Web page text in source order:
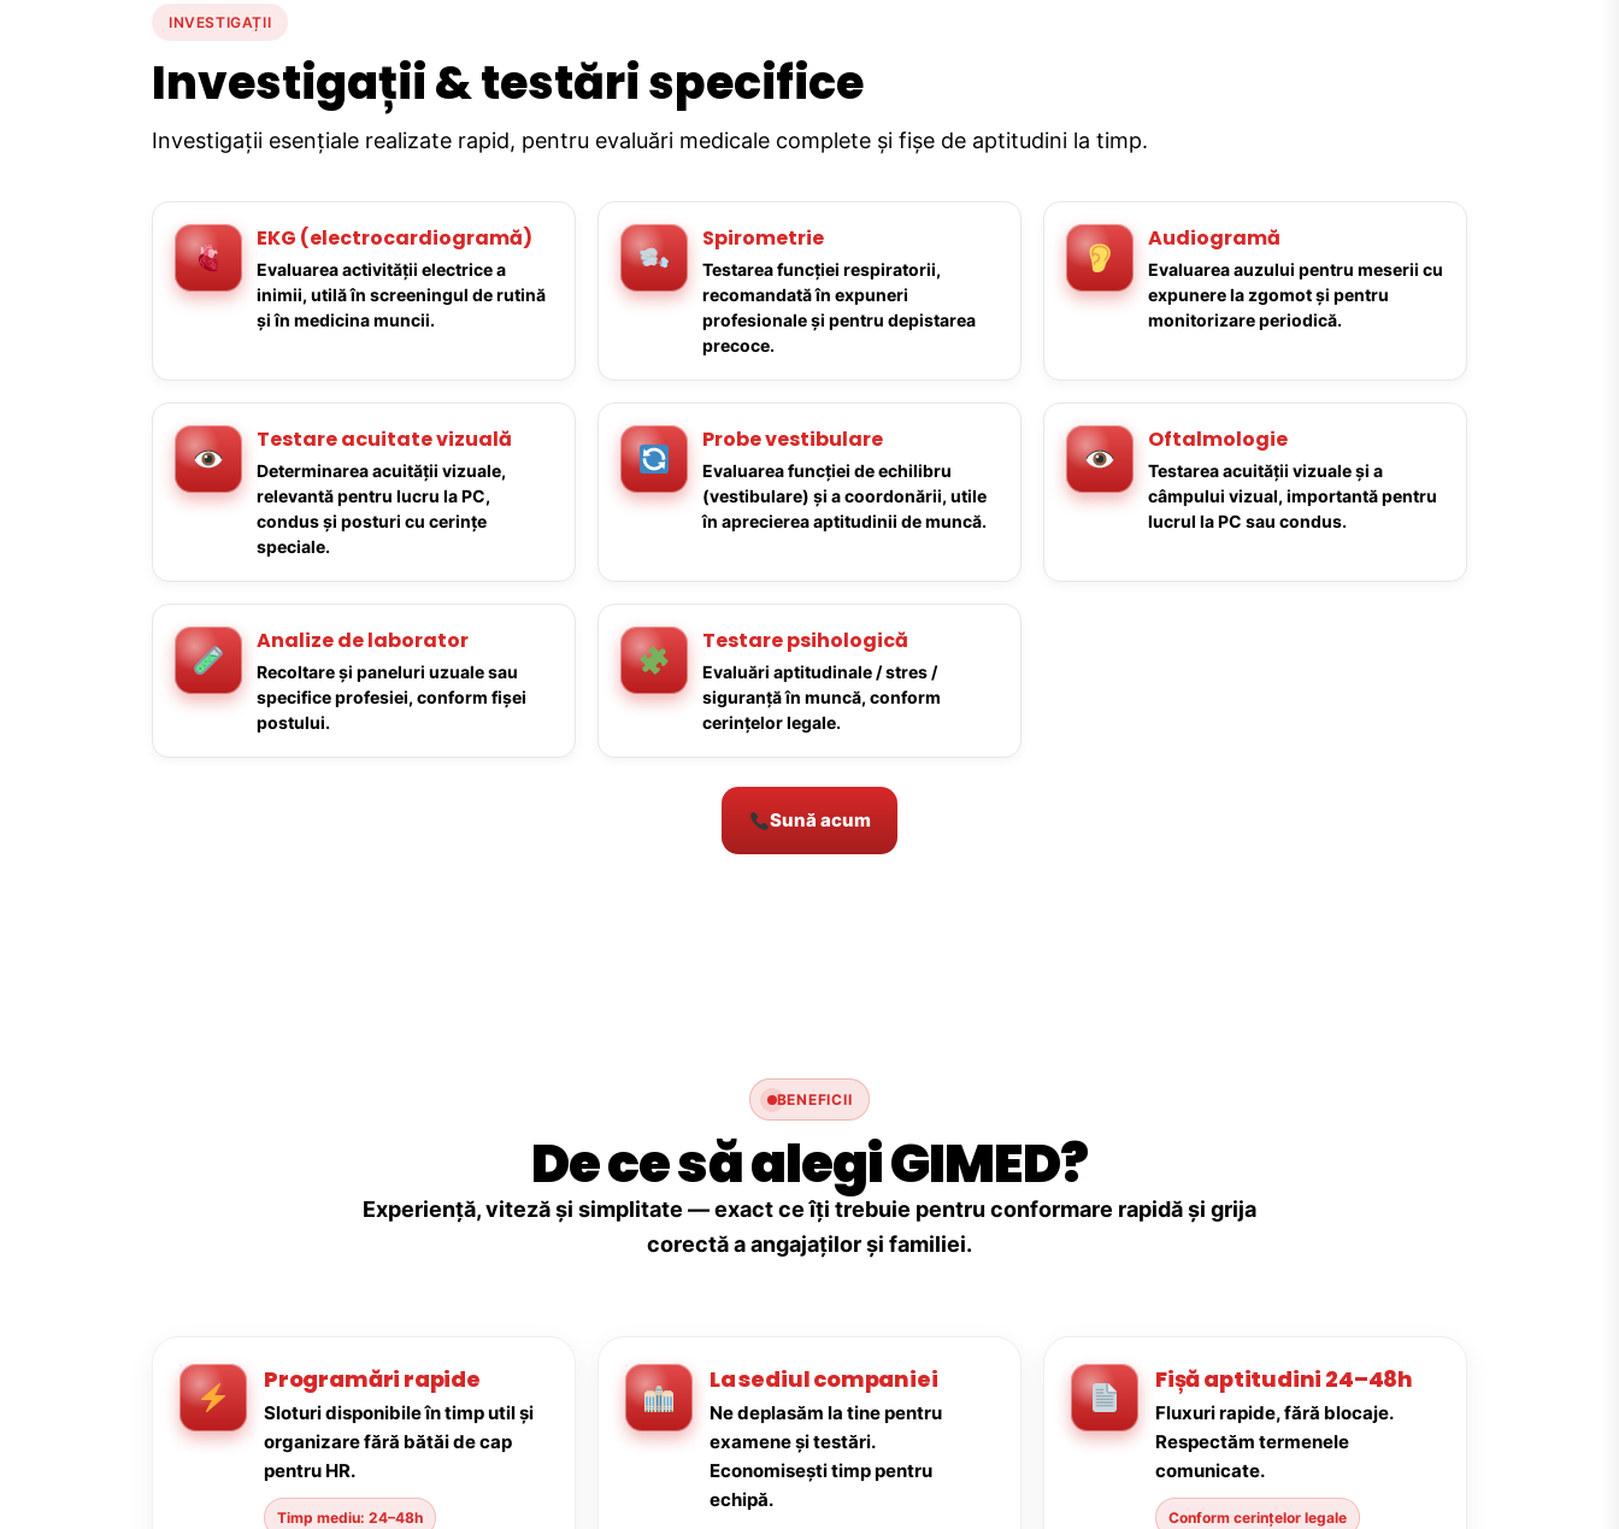
INVESTIGAȚII
Investigații & testări specifice
Investigații esențiale realizate rapid, pentru evaluări medicale complete și fișe de aptitudini la timp.
EKG (electrocardiogramă)
Evaluarea activității electrice a
inimii, utilă în screeningul de rutină
și în medicina muncii.
Spirometrie
Testarea funcției respiratorii,
recomandată în expuneri
profesionale și pentru depistarea
precoce.
Audiogramă
Evaluarea auzului pentru meserii cu
expunere la zgomot și pentru
monitorizare periodică.
Testare acuitate vizuală
Determinarea acuității vizuale,
relevantă pentru lucru la PC,
condus și posturi cu cerințe
speciale.
Probe vestibulare
Evaluarea funcției de echilibru
(vestibulare) și a coordonării, utile
în aprecierea aptitudinii de muncă.
Oftalmologie
Testarea acuității vizuale și a
câmpului vizual, importantă pentru
lucrul la PC sau condus.
Analize de laborator
Recoltare și paneluri uzuale sau
specifice profesiei, conform fișei
postului.
Testare psihologică
Evaluări aptitudinale / stres /
siguranță în muncă, conform
cerințelor legale.
Sună acum
BENEFICII
De ce să alegi GIMED?
Experiență, viteză și simplitate — exact ce îți trebuie pentru conformare rapidă și grija
corectă a angajaților și familiei.
Programări rapide
Sloturi disponibile în timp util și
organizare fără bătăi de cap
pentru HR.
Timp mediu: 24–48h
La sediul companiei
Ne deplasăm la tine pentru
examene și testări.
Economisești timp pentru
echipă.
Fișă aptitudini 24–48h
Fluxuri rapide, fără blocaje.
Respectăm termenele
comunicate.
Conform cerințelor legale